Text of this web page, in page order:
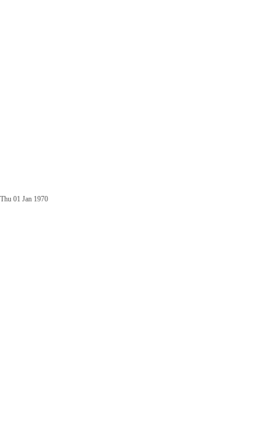
Thu 01 Jan 1970